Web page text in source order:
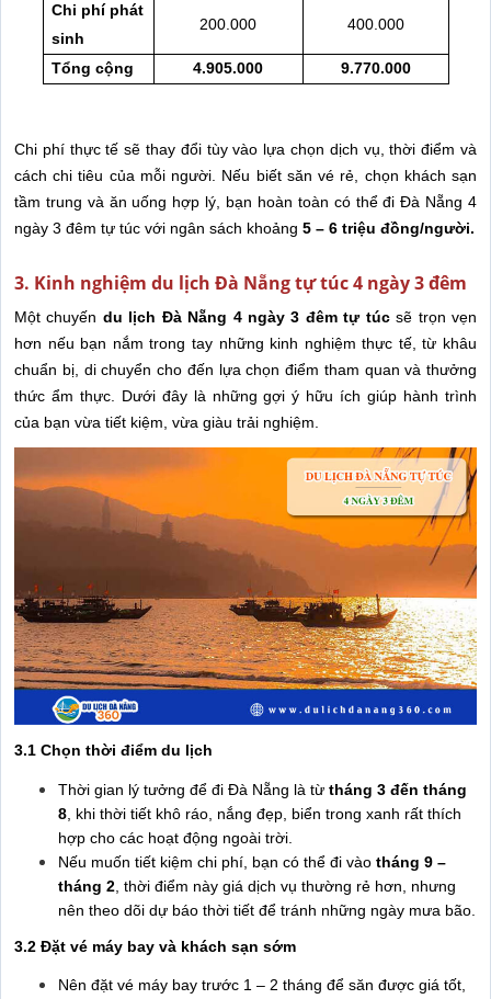
Chi phí phát
sinh
200.000 400.000
Tổng cộng 4.905.000 9.770.000
Chi phí thực tế sẽ thay đổi tùy vào lựa chọn dịch vụ, thời điểm và
cách chi tiêu của mỗi người. Nếu biết săn vé rẻ, chọn khách sạn
tầm trung và ăn uống hợp lý, bạn hoàn toàn có thể đi Đà Nẵng 4
ngày 3 đêm tự túc với ngân sách khoảng 5 – 6 triệu đồng/người.
3. Kinh nghiệm du lịch Đà Nẵng tự túc 4 ngày 3 đêm
Một chuyến du lịch Đà Nẵng 4 ngày 3 đêm tự túcsẽ trọn vẹn
hơn nếu bạn nắm trong tay những kinh nghiệm thực tế, từ khâu
chuẩn bị, di chuyển cho đến lựa chọn điểm tham quan và thưởng
thức ẩm thực. Dưới đây là những gợi ý hữu ích giúp hành trình
của bạn vừa tiết kiệm, vừa giàu trải nghiệm.
3.1 Chọn thời điểm du lịch
Thời gian lý tưởng để đi Đà Nẵng là từ tháng 3 đến tháng
8 , khi thời tiết khô ráo, nắng đẹp, biển trong xanh rất thích
hợp cho các hoạt động ngoài trời.
Nếu muốn tiết kiệm chi phí, bạn có thể đi vào tháng 9 –
tháng 2 , thời điểm này giá dịch vụ thường rẻ hơn, nhưng
nên theo dõi dự báo thời tiết để tránh những ngày mưa bão.
3.2 Đặt vé máy bay và khách sạn sớm
Nên đặt vé máy bay trước 1 – 2 tháng để săn được giá tốt,